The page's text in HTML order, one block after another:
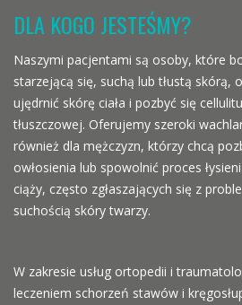
DLA KOGO JESTEŚMY?
Naszymi pacjentami są osoby, które
starzejącą się, suchą lub tłustą skórą,
ujędrnić skórę ciała i pozbyć się
tłuszczowej. Oferujemy szeroki
również dla mężczyzn, którzy chcą
owłosienia lub spowolnić proces
ciąży, często zgłaszających się z
suchością skóry twarzy.
W zakresie usług ortopedii i
leczeniem schorzeń stawów i